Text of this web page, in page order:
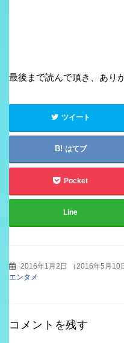
最後まで読んで頂き、あり
ツイート
はてブ
Pocket
Line
2016年1月2日 （ 2016年5月10
エンタメ
コメントを残す